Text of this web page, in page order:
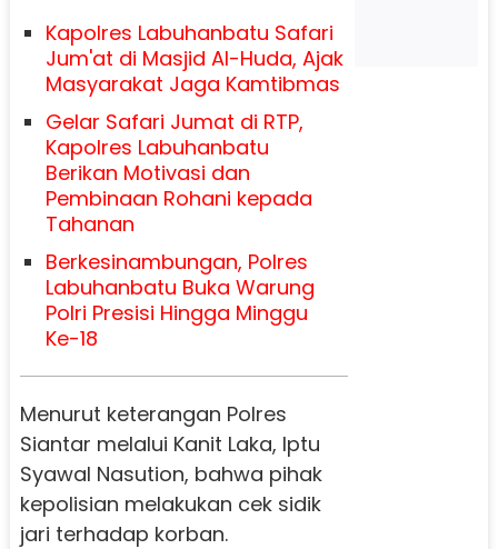
Kapolres Labuhanbatu Safari
Jum'at di Masjid Al-Huda, Ajak
Masyarakat Jaga Kamtibmas
Gelar Safari Jumat di RTP,
Kapolres Labuhanbatu
Berikan Motivasi dan
Pembinaan Rohani kepada
Tahanan
Berkesinambungan, Polres
Labuhanbatu Buka Warung
Polri Presisi Hingga Minggu
Ke-18
Menurut keterangan Polres
Siantar melalui Kanit Laka, Iptu
Syawal Nasution, bahwa pihak
kepolisian melakukan cek sidik
jari terhadap korban.